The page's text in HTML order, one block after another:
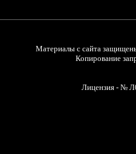
Материалы с сайта
Копирование
Лицензия - №